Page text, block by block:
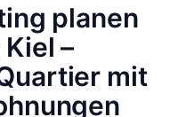
planen
–
mit